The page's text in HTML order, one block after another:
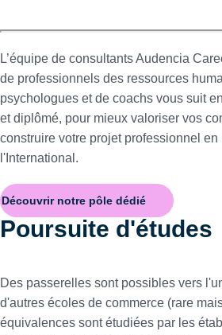
L’équipe de consultants Audencia
de professionnels des ressources
psychologues et de coachs vous suit
et diplômé, pour mieux valoriser vos
construire votre projet professionnel en
l'International.
Découvrir notre pôle dédié
Poursuite d'études
Des passerelles sont possibles vers
d'autres écoles de commerce (rare
équivalences sont étudiées par les